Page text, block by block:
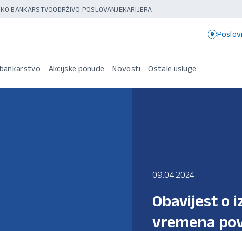
BANKARSTVOODRŽIVO POSLOVANJEKARIJERA
Akcijske ponude Novosti Ostale usluge
09.04.2024
Obavijest o
vremena